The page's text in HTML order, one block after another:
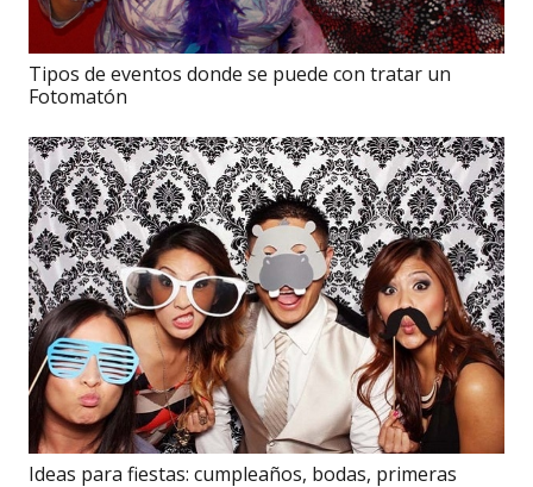
Tipos de eventos donde se puede con tratar un
Fotomatón
Ideas para fiestas: cumpleaños, bodas, primeras